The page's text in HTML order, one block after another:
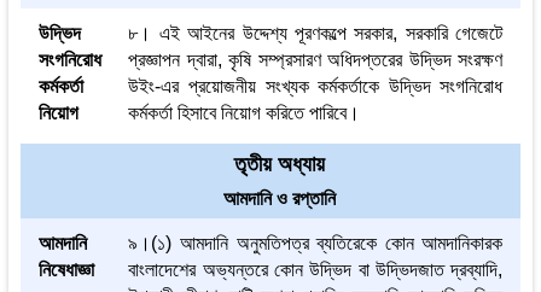
উদ্ভিদ
সংগনিরোধ
কর্মকর্তা
নিয়োগ
৮। এই আইনের উদ্দেশ্য পূরণকল্পে সরকার, সরকারি গেজেটে
প্রজ্ঞাপন দ্বারা, কৃষি সম্প্রসারণ অধিদপ্তরের উদ্ভিদ সংরক্ষণ
উইং-এর প্রয়োজনীয় সংখ্যক কর্মকর্তাকে উদ্ভিদ সংগনিরোধ
কর্মকর্তা হিসাবে নিয়োগ করিতে পারিবে।
তৃতীয় অধ্যায়
আমদানি ও রপ্তানি
আমদানি
নিষেধাজ্ঞা
৯।(১) আমদানি অনুমতিপত্র ব্যতিরেকে কোন আমদানিকারক
বাংলাদেশের অভ্যন্তরে কোন উদ্ভিদ বা উদ্ভিদজাত দ্রব্যাদি,